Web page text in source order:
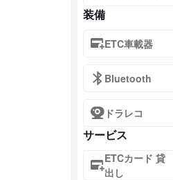
装備
ETC車載器
Bluetooth
ドラレコ
サービス
ETCカード 貸
出し